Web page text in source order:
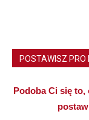
POSTAWISZ PRO
Podoba Ci się